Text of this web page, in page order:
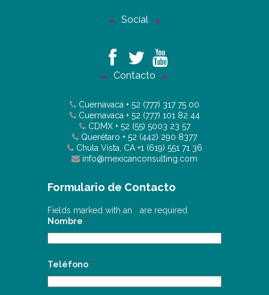
Social
Contacto
Cuernavaca + 52 (777) 317 75 00
Cuernavaca + 52 (777) 101 82 44
CDMX + 52 (55) 5003 23 57
Querétaro + 52 (442) 290 8377
Chula Vista, CA+1 (619) 551 71 36
info@mexicanconsulting.com
Formulario de Contacto
Fields marked with an * are required
Nombre *
Teléfono *